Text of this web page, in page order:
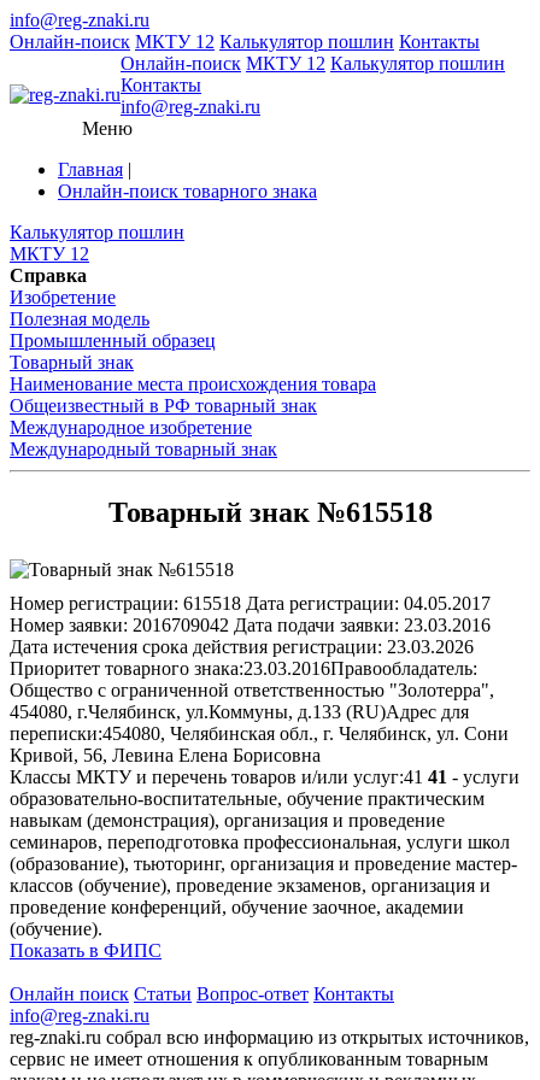
info@reg-znaki.ru
Онлайн-поиск МКТУ 12 Калькулятор пошлин Контакты
Онлайн-поиск МКТУ 12 Калькулятор пошлин
Контакты
info@reg-znaki.ru
Меню
Главная |
Онлайн-поиск товарного знака
Калькулятор пошлин
МКТУ 12
Справка
Изобретение
Полезная модель
Промышленный образец
Товарный знак
Наименование места происхождения товара
Общеизвестный в РФ товарный знак
Международное изобретение
Международный товарный знак
Товарный знак №615518
Номер регистрации: 615518 Дата регистрации: 04.05.2017
Номер заявки: 2016709042 Дата подачи заявки: 23.03.2016
Дата истечения срока действия регистрации: 23.03.2026
Приоритет товарного знака:23.03.2016Правообладатель:
Общество с ограниченной ответственностью "Золотерра",
454080, г.Челябинск, ул.Коммуны, д.133 (RU)Адрес для
переписки:454080, Челябинская обл., г. Челябинск, ул. Сони
Кривой, 56, Левина Елена Борисовна
Классы МКТУ и перечень товаров и/или услуг:41 41 - услуги
образовательно-воспитательные, обучение практическим
навыкам (демонстрация), организация и проведение
семинаров, переподготовка профессиональная, услуги школ
(образование), тьюторинг, организация и проведение мастер-
классов (обучение), проведение экзаменов, организация и
проведение конференций, обучение заочное, академии
(обучение).
Показать в ФИПС
Онлайн поиск Статьи Вопрос-ответ Контакты
info@reg-znaki.ru
reg-znaki.ru собрал всю информацию из открытых источников,
сервис не имеет отношения к опубликованным товарным